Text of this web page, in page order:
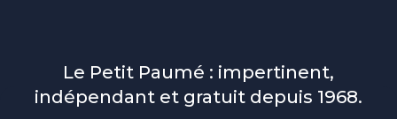
Le Petit Paumé : impertinent,
indépendant et gratuit depuis 1968.